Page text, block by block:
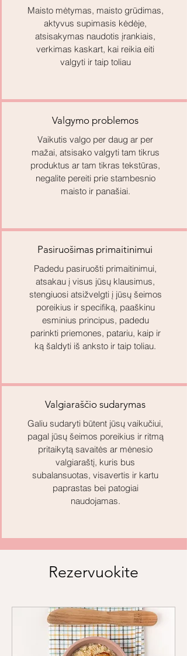
Maisto mėtymas, maisto grūdimas,
aktyvus supimasis kėdėje,
atsisakymas naudotis įrankiais,
verkimas kaskart, kai reikia eiti
valgyti ir taip toliau
Valgymo problemos
Vaikutis valgo per daug ar per
mažai, atsisako valgyti tam tikrus
produktus ar tam tikras tekstūras,
negalite pereiti prie stambesnio
maisto ir panašiai.
Pasiruošimas primaitinimui
Padedu pasiruošti primaitinimui,
atsakau į visus jūsų klausimus,
stengiuosi atsižvelgti į jūsų šeimos
poreikius ir specifiką, paaškinu
esminius principus, padedu
parinkti priemones, patariu, kaip ir
ką šaldyti iš anksto ir taip toliau.
Valgiaraščio sudarymas
Galiu sudaryti būtent jūsų vaikučiui,
pagal jūsų šeimos poreikius ir ritmą
pritaikytą savaitės ar mėnesio
valgiaraštį, kuris bus
subalansuotas, visavertis ir kartu
paprastas bei patogiai
naudojamas.
Rezervuokite